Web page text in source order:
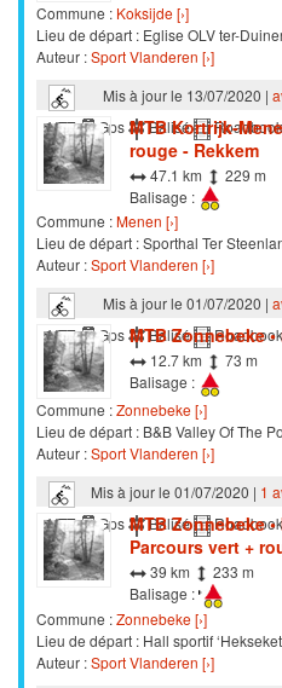
Commune : Koksijde [›]
Lieu de départ : Eglise OLV ter-
Auteur :Sport Vlanderen [›]
Mis à jour le 13/07/2020 |
VTT
Gps Balisé Roadbook
MTB Kortrijk-
rouge - Rekkem
47.1 km
229 m
Balisage :
Commune :Menen [›]
Lieu de départ : Sporthal Ter
Auteur :Sport Vlanderen [›]
Mis à jour le 01/07/2020 |
VTT
Gps Balisé Roadbook
MTB Zonnebeke
12.7 km
73 m
Balisage :
Commune :Zonnebeke [›]
Lieu de départ : B&B Valley Of The
Auteur :Sport Vlanderen [›]
Mis à jour le 01/07/2020 | 1
VTT
Gps Balisé Roadbook
MTB Zonnebeke
Parcours vert +
39 km
233 m
Balisage :
Commune :Zonnebeke [›]
Lieu de départ : Hall sportif
Auteur :Sport Vlanderen [›]